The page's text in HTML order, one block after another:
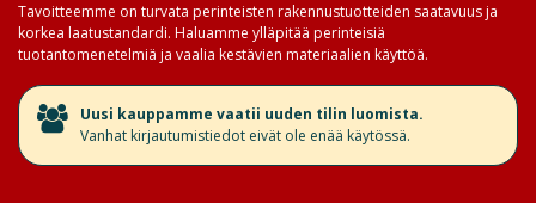
Tavoitteemme on turvata perinteisten rakennustuotteiden saatavuus ja
korkea laatustandardi. Haluamme ylläpitää perinteisiä
tuotantomenetelmiä ja vaalia kestävien materiaalien käyttöä.
​Uusi kauppamme vaatii uuden tilin luomista.
Vanhat kirjautumistiedot eivät ole enää käytössä.